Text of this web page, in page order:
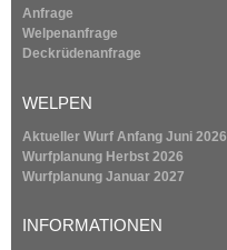
k
i
s
t
e
r
n
)
Anfrage
Welpenanfrage
Deckrüdenanfrage
WELPEN
Aktueller Wurf Anfang Juni 2026
Wurfplanung Herbst 2026
Wurfplanung Januar 2027
INFORMATIONEN